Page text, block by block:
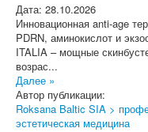
Дата: 28.10.2026
Инновационная anti-age
PDRN, аминокислот и
ITALIA – мощные
возрас...
Далее »
Автор публикации:
Roksana Baltic SIA >
эстетическая медицина